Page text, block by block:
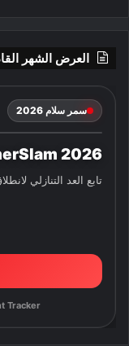
العرض الشهر
سمر سلام 2026
2026
تابع العد التنازلي
Tracker